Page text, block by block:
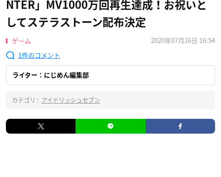
NTER」MV1000万回再生達成！お祝いと
してステラストーン配布決定
ゲーム
2020年07月16日 16:54
1
ライター：にじめん編集部
カテゴリ : アイドリッシュセブン